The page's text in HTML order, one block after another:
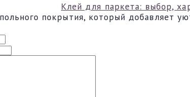
Клей для паркета: выбор,
покрытия, который добавляет